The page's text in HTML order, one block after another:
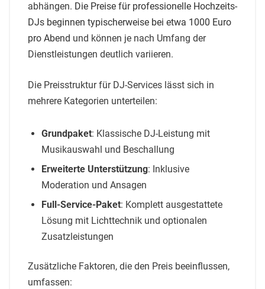
abhängen. Die Preise für professionelle Hochzeits-
DJs beginnen typischerweise bei etwa 1000 Euro
pro Abend und können je nach Umfang der
Dienstleistungen deutlich variieren.
Die Preisstruktur für DJ-Services lässt sich in
mehrere Kategorien unterteilen:
Grundpaket: Klassische DJ-Leistung mit
Musikauswahl und Beschallung
Erweiterte Unterstützung: Inklusive
Moderation und Ansagen
Full-Service-Paket: Komplett ausgestattete
Lösung mit Lichttechnik und optionalen
Zusatzleistungen
Zusätzliche Faktoren, die den Preis beeinflussen,
umfassen: